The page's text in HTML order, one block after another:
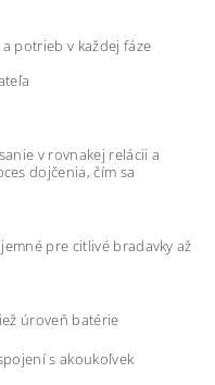
potrieb v každej fáze
v rovnakej relácii a
dojčenia, čím sa
pre citlivé bradavky až
úroveň batérie
s akoukoľvek